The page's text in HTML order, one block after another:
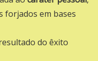
forjados em bases
do êxito